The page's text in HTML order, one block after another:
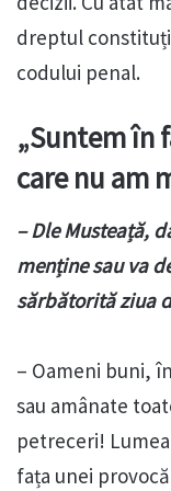
dreptul
codului penal.
„Suntem în
care nu am
– Dle Musteață,
menține sau va
sărbătorită ziua
– Oameni buni,
sau amânate
petreceri!
fața unei